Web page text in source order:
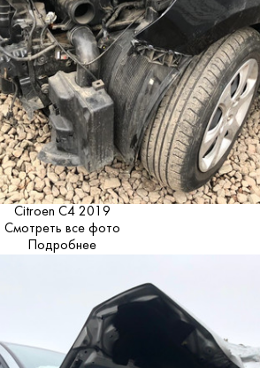
Citroen C4 2019
Смотреть все фото
Подробнее